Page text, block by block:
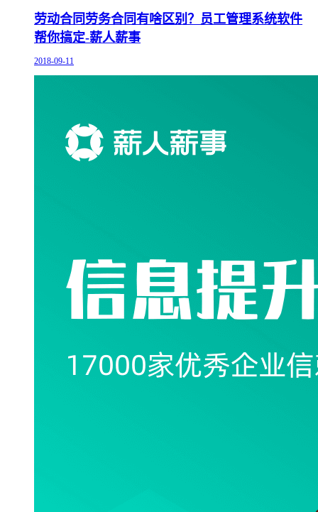
劳动合同劳务合同有啥区别？员工管理系统软件
帮你搞定-薪人薪事
2018-09-11